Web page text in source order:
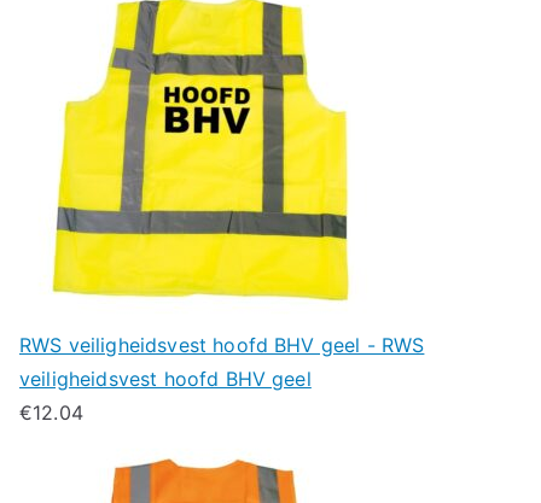
RWS veiligheidsvest hoofd BHV geel - RWS
veiligheidsvest hoofd BHV geel
€12.04